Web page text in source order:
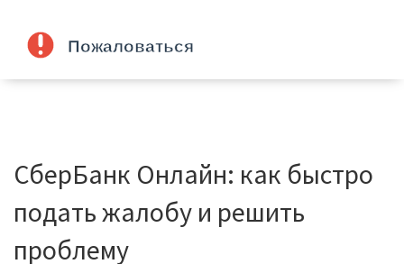
СберБанк Онлайн: как быстро
подать жалобу и решить
проблему